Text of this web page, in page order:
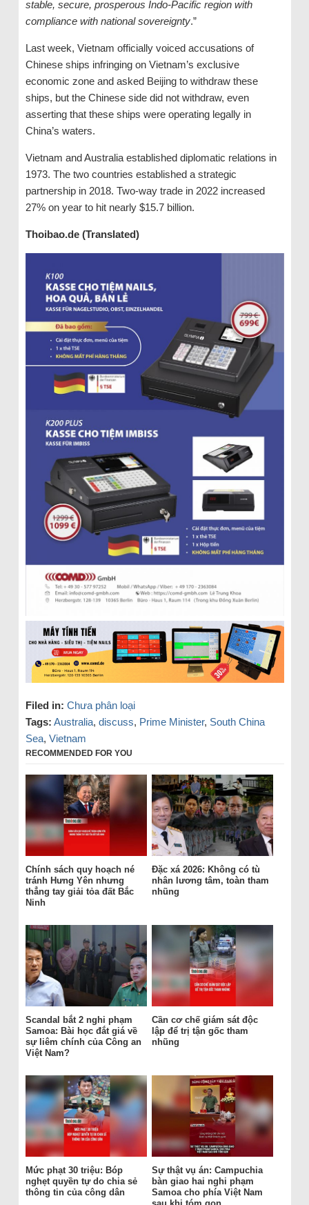
stable, secure, prosperous Indo-Pacific region with
compliance with national sovereignty.”
Last week, Vietnam officially voiced accusations of
Chinese ships infringing on Vietnam’s exclusive
economic zone and asked Beijing to withdraw these
ships, but the Chinese side did not withdraw, even
asserting that these ships were operating legally in
China’s waters.
Vietnam and Australia established diplomatic relations in
1973. The two countries established a strategic
partnership in 2018. Two-way trade in 2022 increased
27% on year to hit nearly $15.7 billion.
Thoibao.de (Translated)
Filed in: Chưa phân loại
Tags: Australia, discuss, Prime Minister, South China
Sea, Vietnam
RECOMMENDED FOR YOU
Chính sách quy hoạch né
tránh Hưng Yên nhưng
thẳng tay giải tỏa đất Bắc
Ninh
Đặc xá 2026: Không có tù
nhân lương tâm, toàn tham
nhũng
Scandal bắt 2 nghi phạm
Samoa: Bài học đắt giá về
sự liêm chính của Công an
Việt Nam?
Cần cơ chế giám sát độc
lập để trị tận gốc tham
nhũng
Mức phạt 30 triệu: Bóp
nghẹt quyền tự do chia sẻ
thông tin của công dân
Sự thật vụ án: Campuchia
bàn giao hai nghi phạm
Samoa cho phía Việt Nam